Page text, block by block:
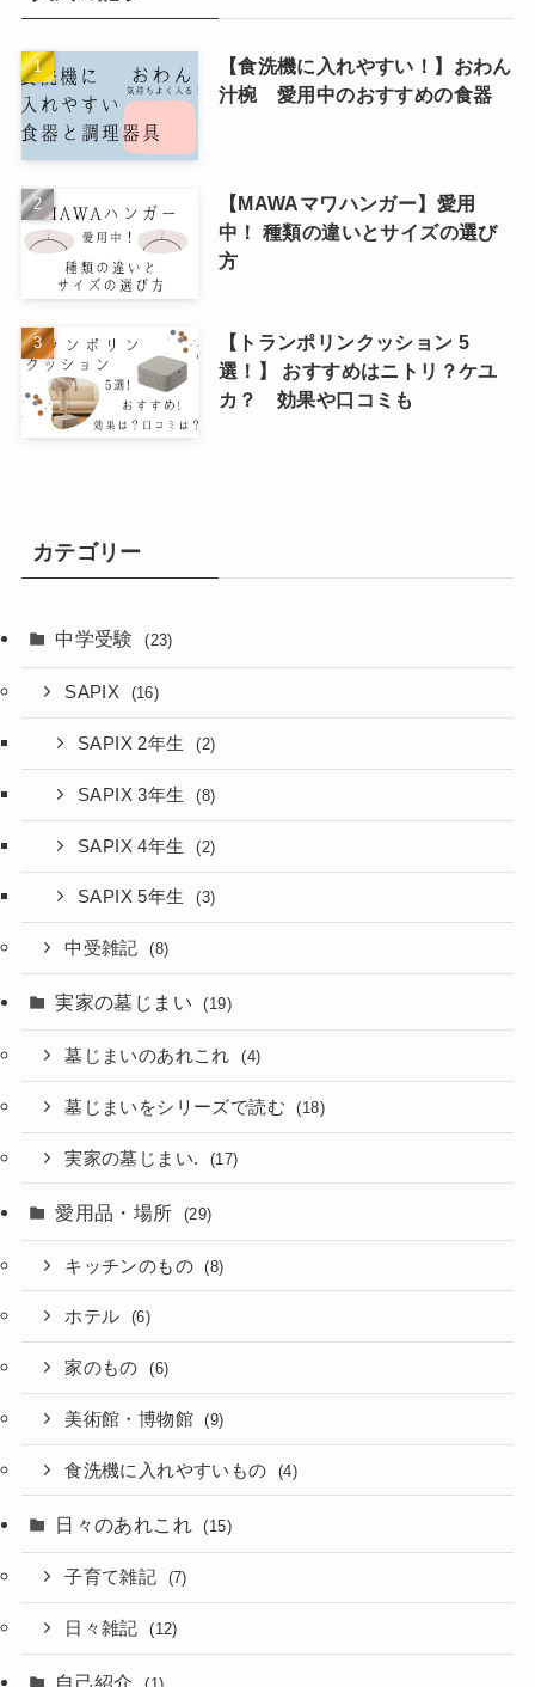
【食洗機に入れやすい！】おわん
汁椀 愛用中のおすすめの食器
【MAWAマワハンガー】愛用
中！ 種類の違いとサイズの選び
方
【トランポリンクッション 5
選！】 おすすめはニトリ？ケユ
カ？ 効果や口コミも
カテゴリー
中学受験 (23)
SAPIX (16)
SAPIX 2年生 (2)
SAPIX 3年生 (8)
SAPIX 4年生 (2)
SAPIX 5年生 (3)
中受雑記 (8)
実家の墓じまい (19)
墓じまいのあれこれ (4)
墓じまいをシリーズで読む (18)
実家の墓じまい. (17)
愛用品・場所 (29)
キッチンのもの (8)
ホテル (6)
家のもの (6)
美術館・博物館 (9)
食洗機に入れやすいもの (4)
日々のあれこれ (15)
子育て雑記 (7)
日々雑記 (12)
自己紹介